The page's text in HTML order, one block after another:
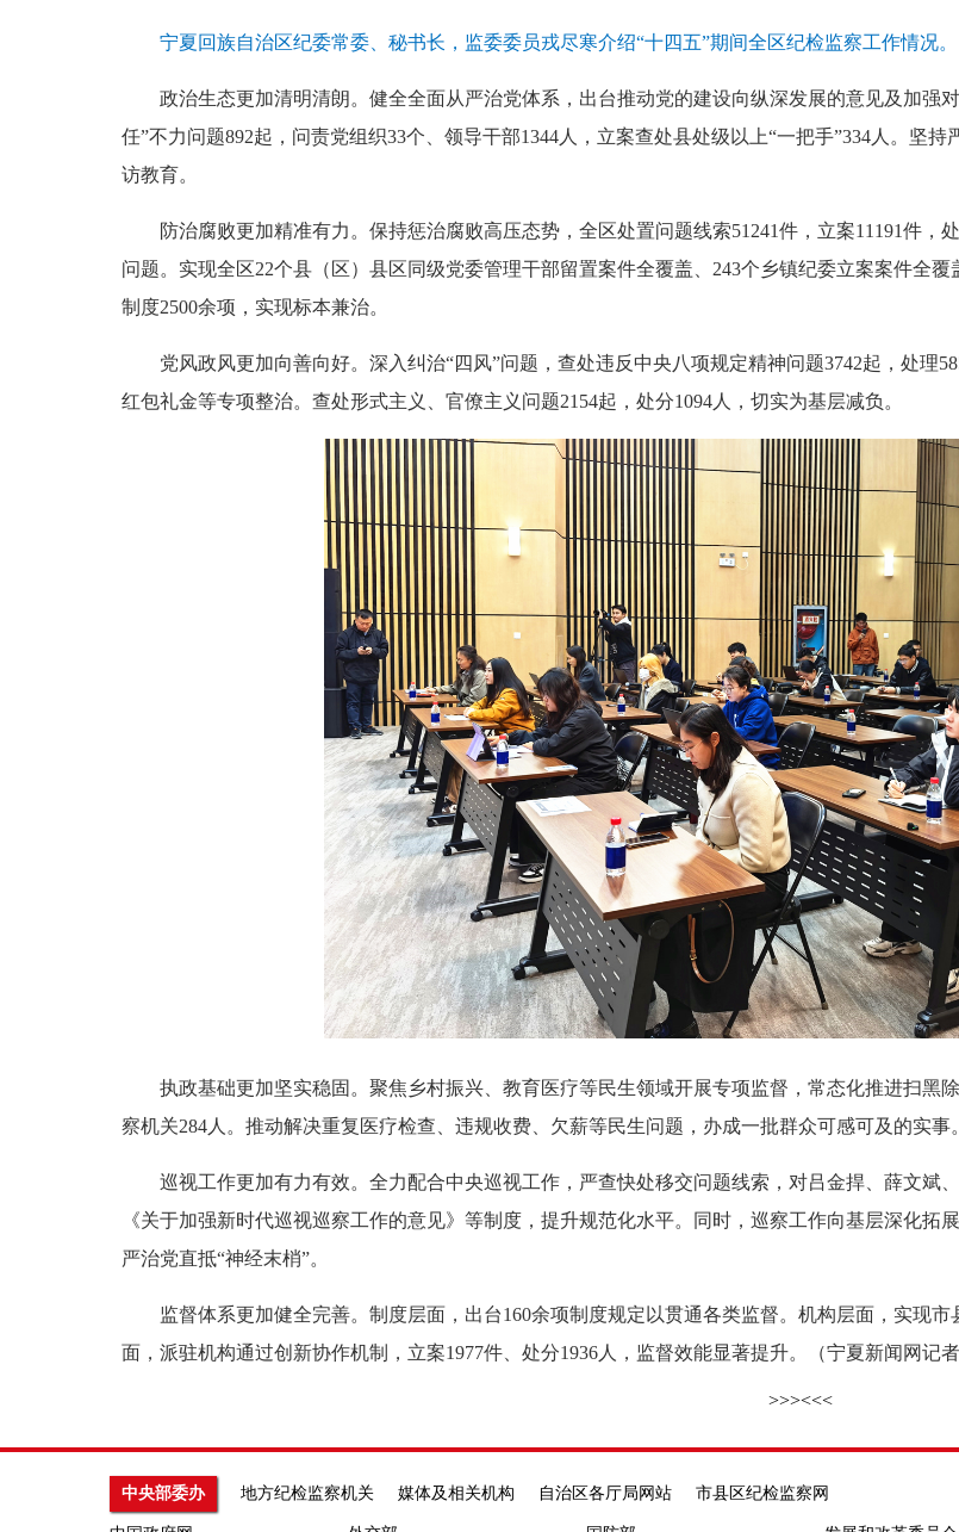
宁夏回族自治区纪委常委、秘书长，监委委员戎尽寒介绍“十四五”期间全区纪检监察工作情况。
政治生态更加清明清朗。健全全面从严治党体系，出台推动党的建设向纵深发展的意见及加强
任”不力问题892起，问责党组织33个、领导干部1344人，立案查处县处级以上“一把手”334人。坚
访教育。
防治腐败更加精准有力。保持惩治腐败高压态势，全区处置问题线索51241件，立案11191件，
问题。实现全区22个县（区）县区同级党委管理干部留置案件全覆盖、243个乡镇纪委立案案件全
制度2500余项，实现标本兼治。
党风政风更加向善向好。深入纠治“四风”问题，查处违反中央八项规定精神问题3742起，处理
红包礼金等专项整治。查处形式主义、官僚主义问题2154起，处分1094人，切实为基层减负。
执政基础更加坚实稳固。聚焦乡村振兴、教育医疗等民生领域开展专项监督，常态化推进扫黑
察机关284人。推动解决重复医疗检查、违规收费、欠薪等民生问题，办成一批群众可感可及的实事。
巡视工作更加有力有效。全力配合中央巡视工作，严查快处移交问题线索，对吕金捍、薛文斌
《关于加强新时代巡视巡察工作的意见》等制度，提升规范化水平。同时，巡察工作向基层深化拓
严治党直抵“神经末梢”。
监督体系更加健全完善。制度层面，出台160余项制度规定以贯通各类监督。机构层面，实现市
面，派驻机构通过创新协作机制，立案1977件、处分1936人，监督效能显著提升。（宁夏新闻网
>>><<<
中央部委办 地方纪检监察机关 媒体及相关机构 自治区各厅局网站 市县区纪检监察网